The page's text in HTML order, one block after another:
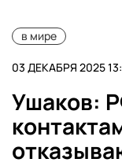
в мире
03 ДЕКАБРЯ 2025
Ушаков: